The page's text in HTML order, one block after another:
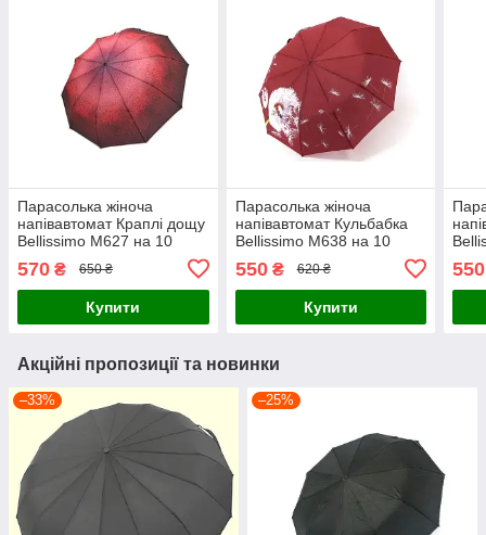
Парасолька жіноча
напівавтомат Краплі дощу
Bellissimo M627 на 10
краплями Червоний
570 ₴ 650 ₴
Купити
Парасолька жіноча
напівавтомат Кульбабка
Bellissimo M638 на 10
Кульбаби Червоний
550₴ 620 ₴
Купити
550
Акційні пропозиції та новинки
–33% –25%